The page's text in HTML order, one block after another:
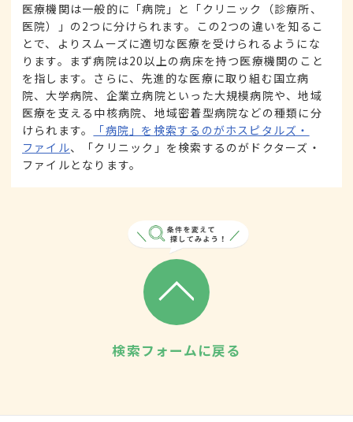
医療機関は一般的に「病院」と「クリニック（診療所、
医院）」の2つに分けられます。この2つの違いを知るこ
とで、よりスムーズに適切な医療を受けられるようにな
ります。まず病院は20以上の病床を持つ医療機関のこと
を指します。さらに、先進的な医療に取り組む国立病
院、大学病院、企業立病院といった大規模病院や、地域
医療を支える中核病院、地域密着型病院などの種類に分
けられます。
「病院」を検索するのがホスピタルズ・
ファイル、「クリニック」を検索するのがドクターズ・
ファイルとなります。
検索フォームに戻る